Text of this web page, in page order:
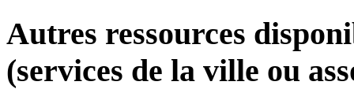
Autres ressources
(services de la ville ou